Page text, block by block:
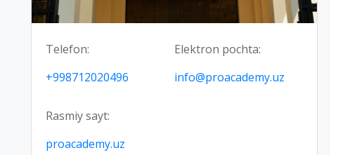
Telefon:
+998712020496
Elektron pochta:
info@proacademy.uz
Rasmiy sayt:
proacademy.uz